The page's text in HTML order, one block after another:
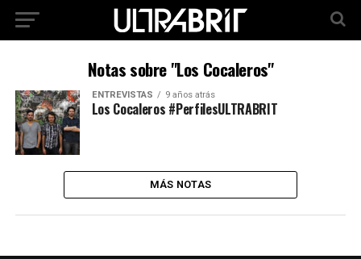
Notas sobre "Los Cocaleros"
ENTREVISTAS 9 años atrás
Los Cocaleros #PerfilesULTRABRIT
MÁS NOTAS